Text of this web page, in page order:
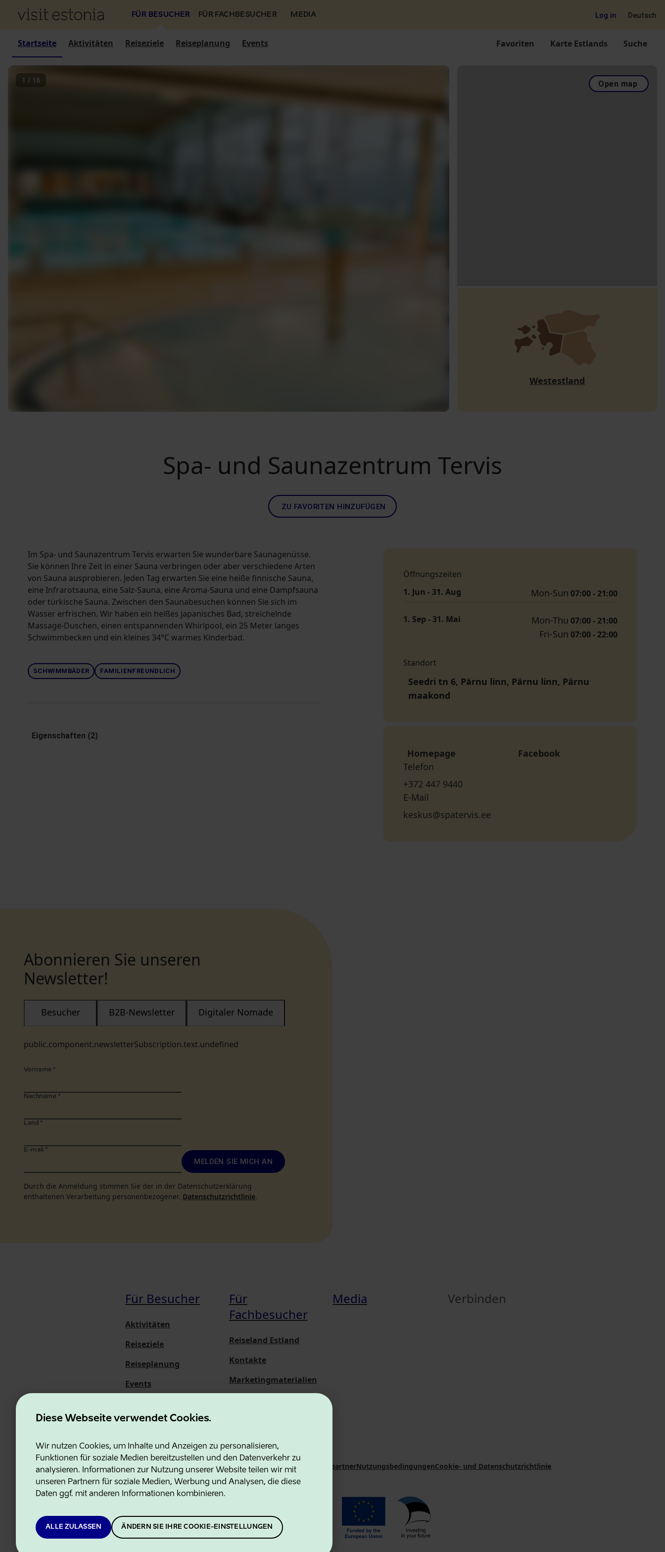
Diese Webseite verwendet Cookies.
Wir nutzen Cookies, um Inhalte und Anzeigen zu personalisieren,
Funktionen für soziale Medien bereitzustellen und den Datenverkehr zu
analysieren. Informationen zur Nutzung unserer Website teilen wir mit
unseren Partnern für soziale Medien, Werbung und Analysen, die diese
Daten ggf. mit anderen Informationen kombinieren.
ALLE ZULASSEN ÄNDERN SIE IHRE COOKIE-EINSTELLUNGEN
FÜR BESUCHER FÜR FACHBESUCHER MEDIA Log in Deutsch
Startseite Aktivitäten Reiseziele Reiseplanung Events Favoriten Karte Estlands Suche
1 / 16 Open map
Westestland
Spa- und Saunazentrum Tervis
ZU FAVORITEN HINZUFÜGEN
Im Spa- und Saunazentrum Tervis erwarten Sie wunderbare Saunagenüsse.
Sie können Ihre Zeit in einer Sauna verbringen oder aber verschiedene Arten
von Sauna ausprobieren. Jeden Tag erwarten Sie eine heiße finnische Sauna,
eine Infrarotsauna, eine Salz-Sauna, eine Aroma-Sauna und eine Dampfsauna
oder türkische Sauna. Zwischen den Saunabesuchen können Sie sich im
Wasser erfrischen. Wir haben ein heißes japanisches Bad, streichelnde
Massage-Duschen, einen entspannenden Whirlpool, ein 25 Meter langes
Schwimmbecken und ein kleines 34°C warmes Kinderbad.
SCHWIMMBÄDER FAMILIENFREUNDLICH
Eigenschaften (2)
Öffnungszeiten
1. Jun - 31. Aug
Mon-Sun 07:00 - 21:00
1. Sep - 31. Mai Mon-Thu 07:00 - 21:00
Fri-Sun 07:00 - 22:00
Standort
Seedri tn 6, Pärnu linn, Pärnu linn, Pärnu
maakond
Homepage
Facebook
Telefon
+372 447 9440
E-Mail
keskus@spatervis.ee
Abonnieren Sie unseren
Newsletter!
public.component.newsletterSubscription.text.undefined
Besucher B2B-Newsletter Digitaler Nomade
Vorname *
Nachname *
Land *
E-mail *
MELDEN SIE MICH AN
Durch die Anmeldung stimmen Sie der in der Datenschutzerklärung
enthaltenen Verarbeitung personenbezogener. Datenschutzrichtlinie.
Für Besucher
Aktivitäten
Reiseziele
Reiseplanung
Events
Für
Fachbesucher
Reiseland Estland
Kontakte
Marketingmaterialien
Media Verbinden
Estonian Business and Innovation AgencyKontakte KooperationspartnerNutzungsbedingungenCookie- und Datenschutzrichtlinie